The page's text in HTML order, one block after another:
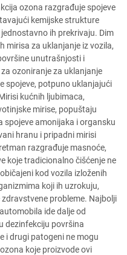
ozona razgrađuje spojeve
kemijske strukture
ih prekrivaju. Dim
mirisa za uklanjanje iz vozila,
unutrašnjosti i
ozoniranje za uklanjanje
spojeve, potpuno uklanjajući
kućnih ljubimaca,
mirise, popuštaju
amonijaka i organsku
hranu i pripadni mirisi
razgrađuje masnoće,
koje tradicionalno čišćenje ne
kod vozila izloženih
koji ih uzrokuju,
probleme. Najbolji
ide dalje od
dezinfekciju površina
i drugi patogeni ne mogu
koje proizvode ovi